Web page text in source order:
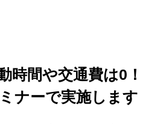
時間や交通費は0！
ナーで実施します